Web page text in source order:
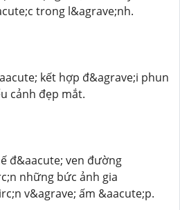
trong l&agrave;nh.
kết hợp đ&agrave;i phun
cảnh đẹp mắt.
đ&aacute; ven đường
những bức ảnh gia
v&agrave; ấm &aacute;p.